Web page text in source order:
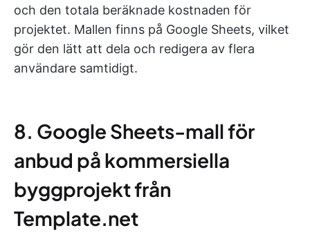
och den totala beräknade kostnaden för
projektet. Mallen finns på Google Sheets, vilket
gör den lätt att dela och redigera av flera
användare samtidigt.
8. Google Sheets-mall för
anbud på kommersiella
byggprojekt från
Template.net